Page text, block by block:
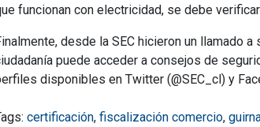
funcionan con electricidad, se debe
desde la SEC hicieron un llamado
puede acceder a consejos de
disponibles en Twitter (@SEC_cl) y
certificación, fiscalización comercio,